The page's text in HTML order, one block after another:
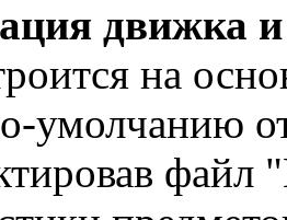
движка
на
умолчанию
файл